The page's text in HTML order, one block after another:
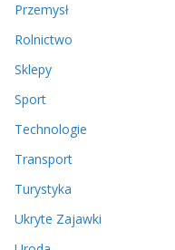
Przemysł
Rolnictwo
Sklepy
Sport
Technologie
Transport
Turystyka
Ukryte Zajawki